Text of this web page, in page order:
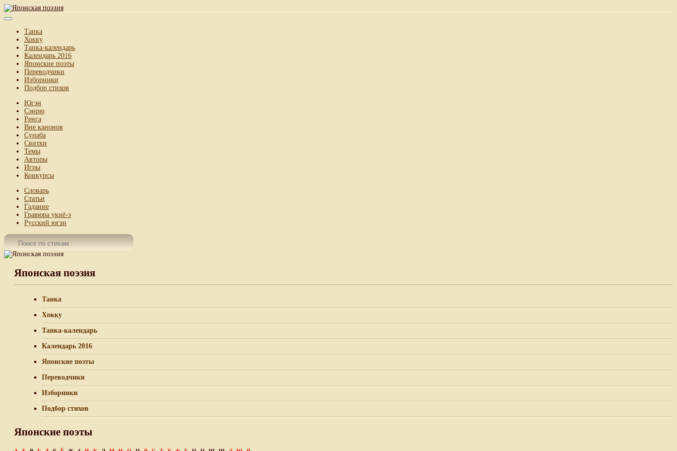
Танка
Хокку
Танка-календарь
Календарь 2016
Японские поэты
Переводчики
Изборники
Подбор стихов
Югэн
Сэнрю
Ренга
Вне канонов
Сунаба
Свитки
Темы
Авторы
Игры
Конкурсы
Словарь
Статьи
Гадание
Гравюра укиё-э
Русский югэн
Японская поэзия
Танка
Хокку
Танка-календарь
Календарь 2016
Японские поэты
Переводчики
Изборники
Подбор стихов
Японские поэты